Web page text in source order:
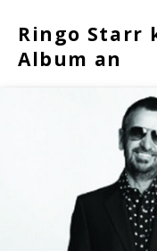
Ringo Starr
Album an